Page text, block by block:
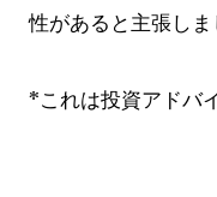
性があると主張しま
*これは投資アドバ